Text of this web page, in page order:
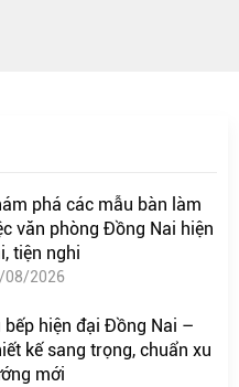
phá các mẫu bàn làm
văn phòng Đồng Nai hiện
tiện nghi
08/2026
bếp hiện đại Đồng Nai –
kế sang trọng, chuẩn xu
mới